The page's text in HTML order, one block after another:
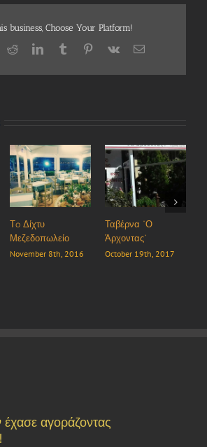
business, Choose Your Platform!
RedditLinkedInTumblr Pinterest
Vk Email
2016
Άρχοντας”
October 19th, 2017
Ψαροταβέρνα
October 19th,
έχασε αγοράζοντας